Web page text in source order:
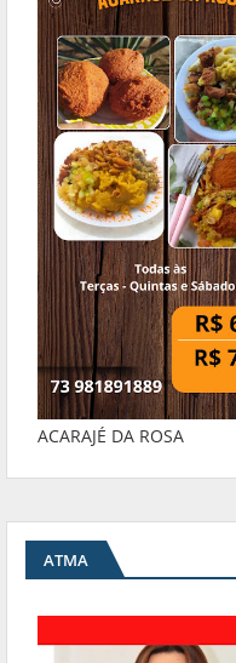
ACARAJÉ DA ROSA
ATMA